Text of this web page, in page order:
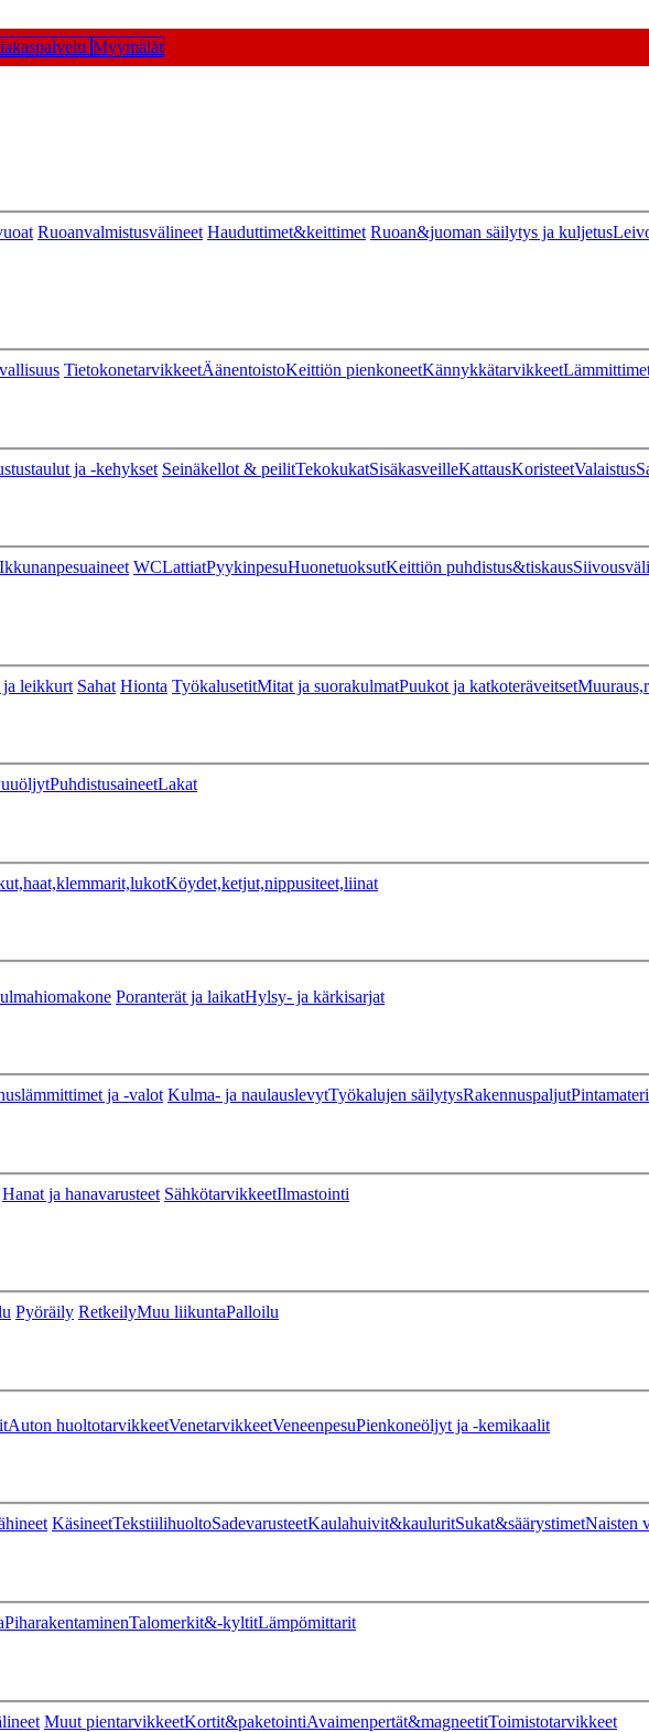
Myymälät
Ruoanvalmistusvälineet Hauduttimet&keittimet Ruoan&juoman säilytys ja kuljetus
TietokonetarvikkeetÄänentoistoKeittiön pienkoneetKännykkätarvikkeet
ja -kehykset Seinäkellot & peilitTekokukatSisäkasveilleKattausKoristeetValaistus
Ikkunanpesuaineet WCLattiatPyykinpesuHuonetuoksutKeittiön puhdistus&tiskaus
leikkurt Sahat Hionta TyökalusetitMitat ja suorakulmatPuukot ja katkoteräveitset
PuhdistusaineetLakat
Köydet,ketjut,nippusiteet,liinat
Poranterät ja laikatHylsy- ja kärkisarjat
ja -valot Kulma- ja naulauslevytTyökalujen säilytysRakennuspaljut
Hanat ja hanavarusteet SähkötarvikkeetIlmastointi
Pyöräily RetkeilyMuu liikuntaPalloilu
Auton huoltotarvikkeetVenetarvikkeetVeneenpesuPienkoneöljyt ja -kemikaalit
KäsineetTekstiilihuoltoSadevarusteetKaulahuivit&kauluritSukat&säärystimetNaisten
PiharakentaminenTalomerkit&-kyltitLämpömittarit
Muut pientarvikkeetKortit&paketointiAvaimenpertät&magneetitToimistotarvikkeet